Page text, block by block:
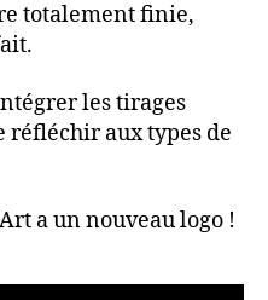
totalement finie,
les tirages
réfléchir aux types de
a un nouveau logo !